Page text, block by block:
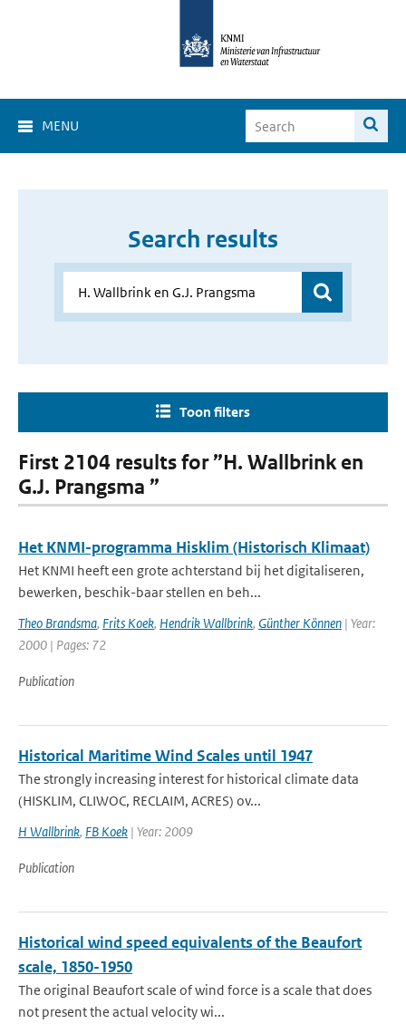
MENU
Search results
Toon filters
First 2104 results for ”H. Wallbrink en
G.J. Prangsma ”
Het KNMI-programma Hisklim (Historisch Klimaat)
Het KNMI heeft een grote achterstand bij het digitaliseren,
bewerken, beschik-baar stellen en beh...
Theo Brandsma, Frits Koek, Hendrik Wallbrink, Günther Können | Year:
2000 | Pages: 72
Publication
Historical Maritime Wind Scales until 1947
The strongly increasing interest for historical climate data
(HISKLIM, CLIWOC, RECLAIM, ACRES) ov...
H Wallbrink, FB Koek | Year: 2009
Publication
Historical wind speed equivalents of the Beaufort
scale, 1850-1950
The original Beaufort scale of wind force is a scale that does
not present the actual velocity wi...